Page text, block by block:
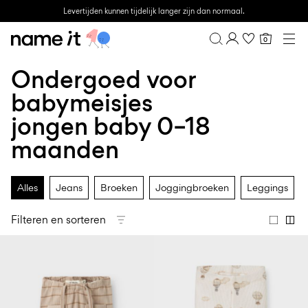
Levertijden kunnen tijdelijk langer zijn dan normaal.
Overzicht
Bestelgeschiedenis
Verlanglijstje
0
MINI 1½–8 JAAR
KIDS 6–14 JAAR
TEEN
ACTIVEWEAR
BRANDS
Approved
Essentials
Ondergoed voor
babymeisjes
jongen baby 0–18
maanden
Alles Jeans Broeken Joggingbroeken Leggings
Filteren en sorteren